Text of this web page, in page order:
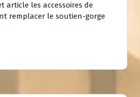
article les accessoires de
remplacer le soutien-gorge